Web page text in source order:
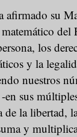
afirmado su
del
los
y la
nuestros
en sus
de la libertad,
y